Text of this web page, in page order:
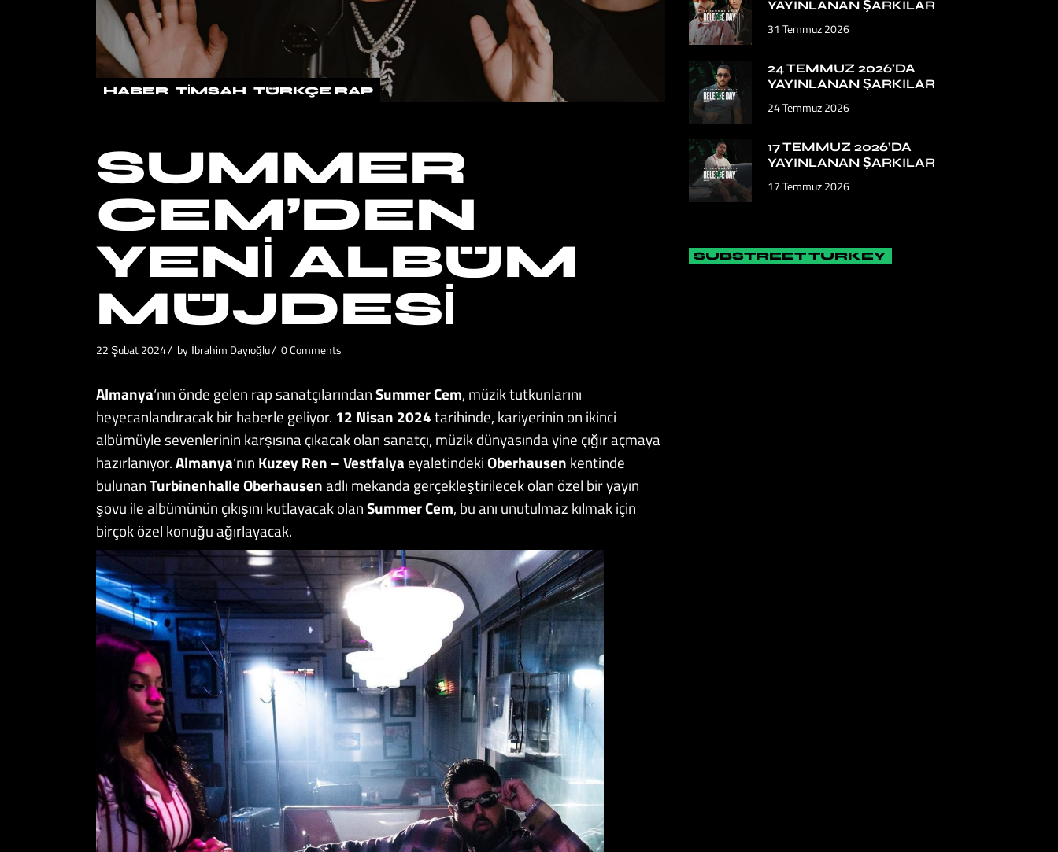
HABER TIMSAH TÜRKÇE RAP
SUMMER
CEM’DEN
YENI ALBÜM
MÜJDESI
22 Şubat 2024 by İbrahim Dayıoğlu 0 Comments
Almanya‘nın önde gelen rap sanatçılarındanSummer Cem, müzik tutkunlarını
heyecanlandıracak bir haberle geliyor. 12 Nisan 2024tarihinde, kariyerinin on ikinci
albümüyle sevenlerinin karşısına çıkacak olan sanatçı, müzik dünyasında yine çığır açmaya
hazırlanıyor.Almanya‘nın Kuzey Ren – Vestfalya eyaletindekiOberhausen kentinde
bulunanTurbinenhalle Oberhausenadlı mekanda gerçekleştirilecek olan özel bir yayın
şovu ile albümünün çıkışını kutlayacak olanSummer Cem, bu anı unutulmaz kılmak için
birçok özel konuğu ağırlayacak.
YAYINLANAN ŞARKILAR
31 Temmuz 2026
24 TEMMUZ 2026’DA
YAYINLANAN ŞARKILAR
24 Temmuz 2026
17 TEMMUZ 2026’DA
YAYINLANAN ŞARKILAR
17 Temmuz 2026
SUBSTREET TURKEY